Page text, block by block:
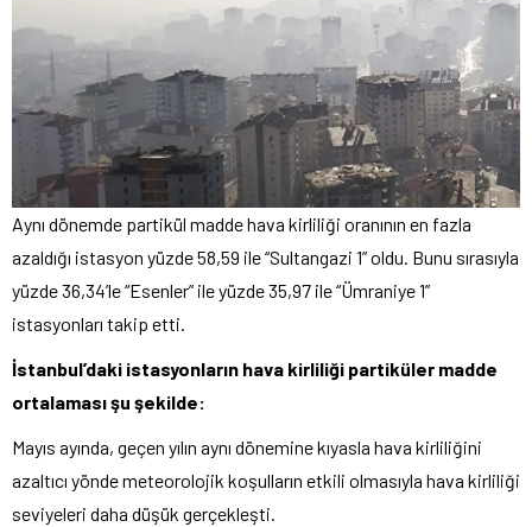
Aynı dönemde partikül madde hava kirliliği oranının en fazla
azaldığı istasyon yüzde 58,59 ile “Sultangazi 1” oldu. Bunu sırasıyla
yüzde 36,34’le “Esenler” ile yüzde 35,97 ile “Ümraniye 1”
istasyonları takip etti.
İstanbul’daki istasyonların hava kirliliği partiküler madde
ortalaması şu şekilde:
Mayıs ayında, geçen yılın aynı dönemine kıyasla hava kirliliğini
azaltıcı yönde meteorolojik koşulların etkili olmasıyla hava kirliliği
seviyeleri daha düşük gerçekleşti.